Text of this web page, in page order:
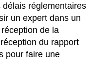
délais réglementaires
un expert dans un
de la
du rapport
pour faire une